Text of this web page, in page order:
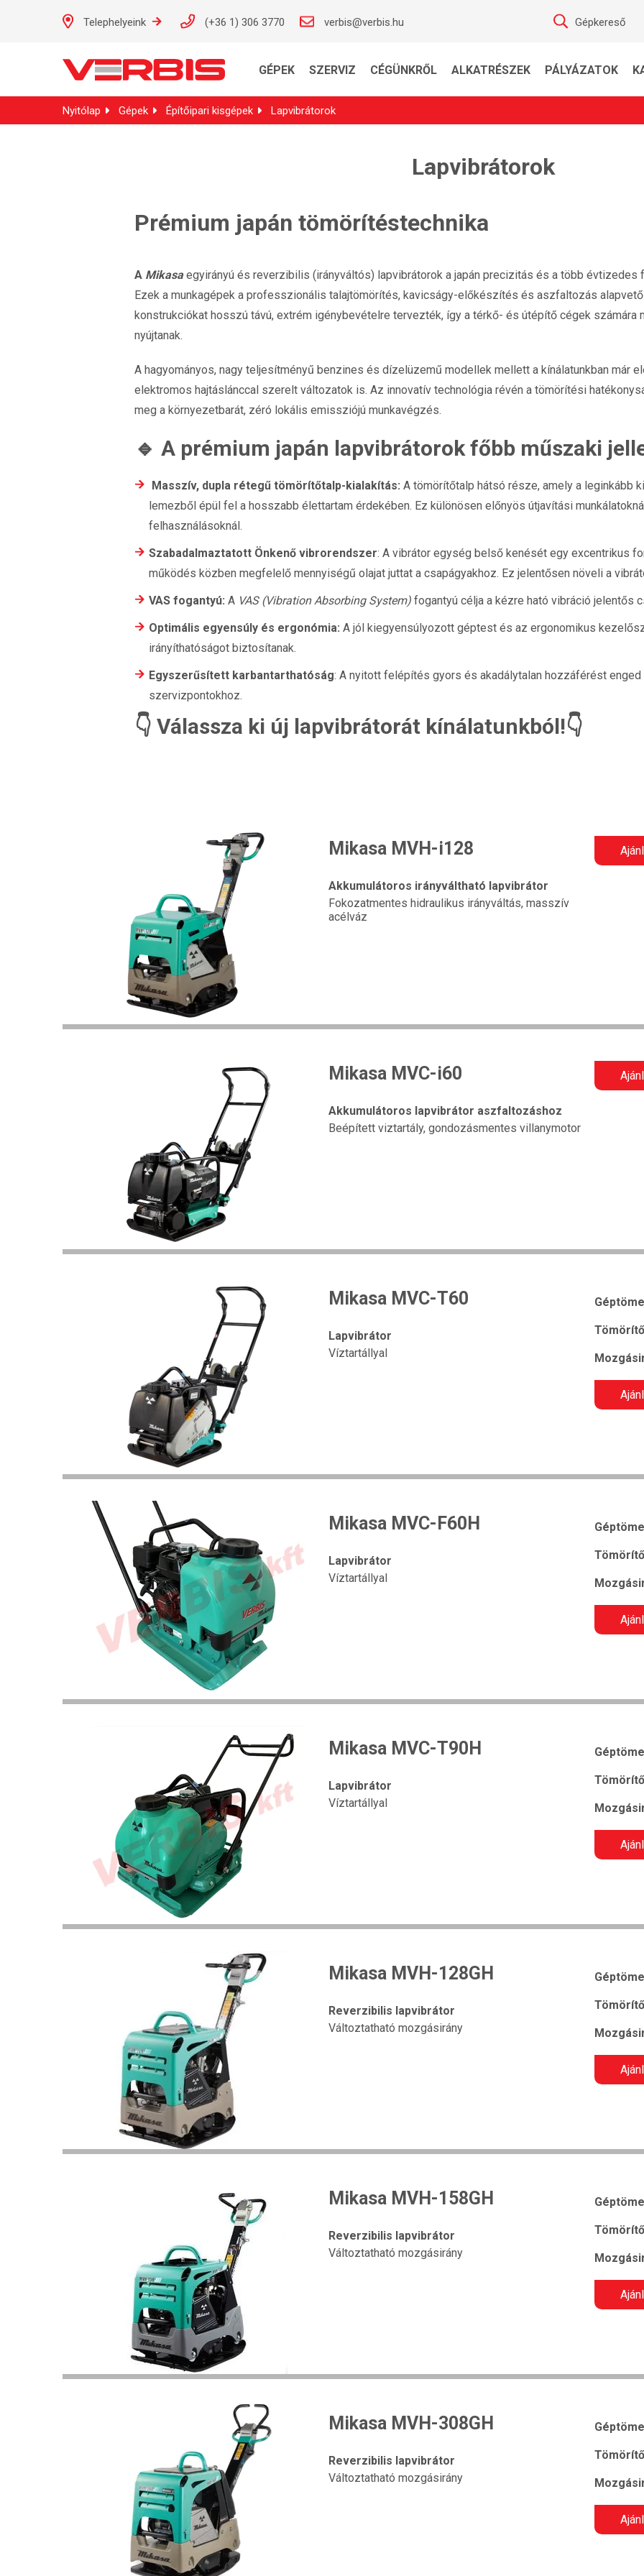
Telephelyeink (+36 1) 306 3770 verbis@verbis.hu Gépkereső
GÉPEK SZERVIZ CÉGÜNKRŐL ALKATRÉSZEK PÁLYÁZATOK
Nyitólap Gépek Építőipari kisgépek Lapvibrátorok
Lapvibrátorok
Prémium japán tömörítéstechnika
A Mikasaegyirányú és reverzibilis (irányváltós) lapvibrátorok a japán precizitás és a több
Ezek a munkagépek a professzionális talajtömörítés, kavicságy-előkészítés és aszfaltozás
konstrukciókat hosszú távú, extrém igénybevételre tervezték, így a térkő- és útépítő cégek számára
nyújtanak.
A hagyományos, nagy teljesítményű benzines és dízelüzemű modellek mellett a kínálatunkban már
elektromos hajtáslánccal szerelt változatok is. Az innovatív technológia révén a tömörítési
meg a környezetbarát, zéró lokális emissziójú munkavégzés.
🔹 A prémium japán lapvibrátorok főbb műszaki
Masszív, dupla rétegű tömörítőtalp-kialakítás: A tömörítőtalp hátsó része, amely a leginkább
lemezből épül fel a hosszabb élettartam érdekében. Ez különösen előnyös útjavítási
felhasználásoknál.
Szabadalmaztatott Önkenő vibrorendszer: A vibrátor egység belső kenését egy excentrikus
működés közben megfelelő mennyiségű olajat juttat a csapágyakhoz. Ez jelentősen növeli a
VAS fogantyú: A VAS (Vibration Absorbing System) fogantyú célja a kézre ható vibráció jelentős
Optimális egyensúly és ergonómia: A jól kiegyensúlyozott géptest és az ergonomikus
irányíthatóságot biztosítanak.
Egyszerűsített karbantarthatóság: A nyitott felépítés gyors és akadálytalan hozzáférést
szervizpontokhoz.
👇 Válassza ki új lapvibrátorát kínálatunkból!👇
Mikasa MVH-i128
Akkumulátoros irányváltható lapvibrátor
Fokozatmentes hidraulikus irányváltás, masszív
acélváz
Mikasa MVC-i60
Akkumulátoros lapvibrátor aszfaltozáshoz
Beépített viztartály, gondozásmentes villanymotor
Mikasa MVC-T60
Lapvibrátor
Víztartállyal
Mikasa MVC-F60H
Lapvibrátor
Víztartállyal
Mikasa MVC-T90H
Lapvibrátor
Víztartállyal
Mikasa MVH-128GH
Reverzibilis lapvibrátor
Változtatható mozgásirány
Mikasa MVH-158GH
Reverzibilis lapvibrátor
Változtatható mozgásirány
Mikasa MVH-308GH
Reverzibilis lapvibrátor
Változtatható mozgásirány